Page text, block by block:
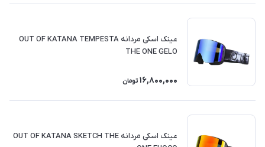
عینک اسکی مردانه OUT OF KATANA TEMPESTA
THE ONE GELO
16,800,000 تومان
عینک اسکی مردانه OUT OF KATANA SKETCH THE